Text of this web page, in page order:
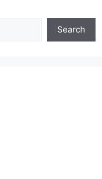
Search